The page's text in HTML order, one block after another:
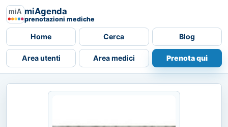
miAgenda
prenotazioni mediche
Home Cerca Blog
Area utenti Area medici Prenota qui